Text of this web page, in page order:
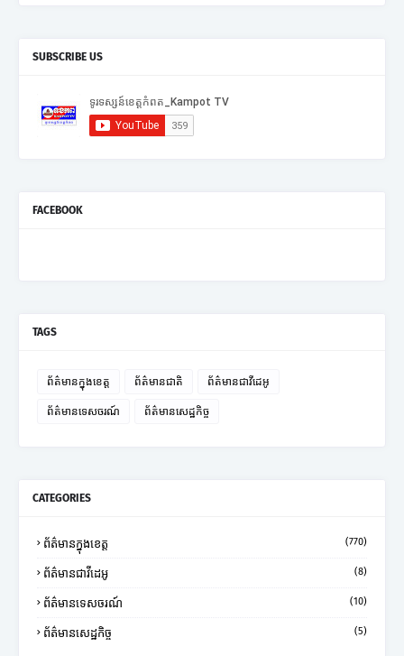
SUBSCRIBE US
FACEBOOK
TAGS
ព័ត៌មានក្នុងខេត្ត ព័ត៌មានជាតិ ព័ត៌មានជាវីដេអូ
ព័ត៌មានទេសចរណ៍ ព័ត៌មានសេដ្ឋកិច្ច
CATEGORIES
ព័ត៌មានក្នុងខេត្ត (770)
ព័ត៌មានជាវីដេអូ (8)
ព័ត៌មានទេសចរណ៍ (10)
ព័ត៌មានសេដ្ឋកិច្ច (5)